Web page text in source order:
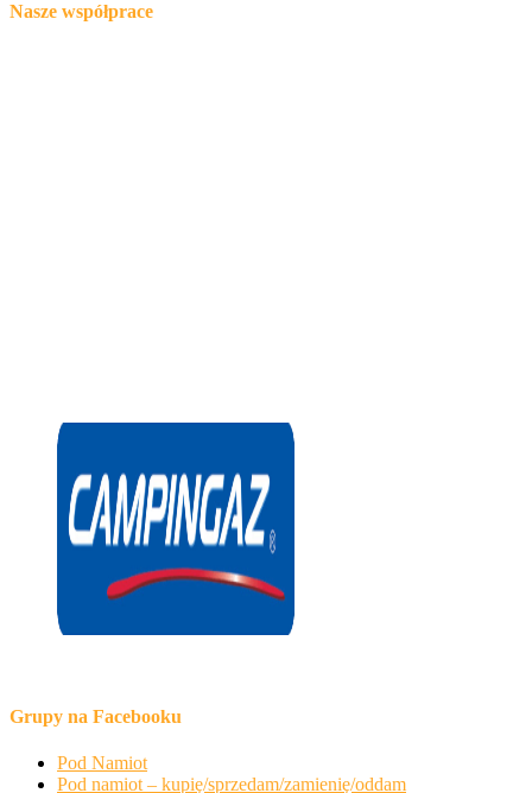
Nasze współprace
Grupy na Facebooku
Pod Namiot
Pod namiot – kupię/sprzedam/zamienię/oddam